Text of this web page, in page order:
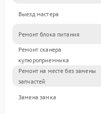
Выезд мастера
Ремонт блока питания
Ремонт сканера
купюроприемника
Ремонт на месте без замены
запчастей
Замена замка